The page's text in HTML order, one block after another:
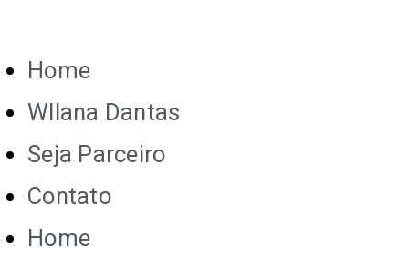
Home
Wllana Dantas
Seja Parceiro
Contato
Home